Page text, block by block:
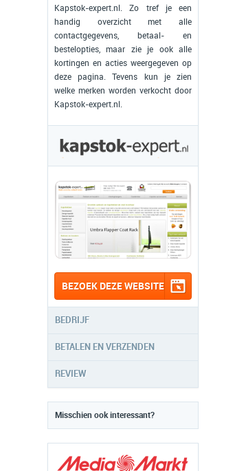
Kapstok-expert.nl. Zo tref je een
handig overzicht met alle
contactgegevens, betaal- en
bestelopties, maar zie je ook alle
kortingen en acties weergegeven op
deze pagina. Tevens kun je zien
welke merken worden verkocht door
Kapstok-expert.nl.
BEZOEK DEZE WEBSITE
BEDRIJF
BETALEN EN VERZENDEN
REVIEW
Misschien ook interessant?